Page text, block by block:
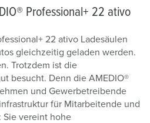
Professional+ 22 ativo
22 ativo Ladesäulen
gleichzeitig geladen werden.
Trotzdem ist die
besucht. Denn die AMEDIO®
und Gewerbetreibende
für Mitarbeitende und
Sie vereint hohe